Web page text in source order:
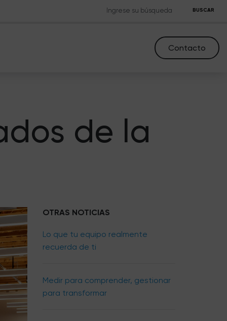
BUSCAR
Contacto
de la
OTRAS NOTICIAS
Lo que tu equipo realmente
recuerda de ti
Medir para comprender, gestionar
para transformar